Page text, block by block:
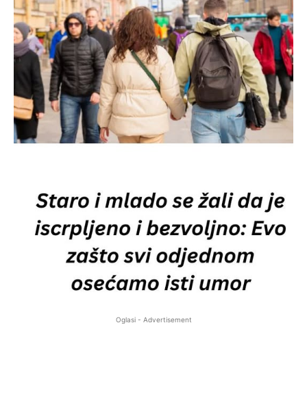
Oglasi - Advertisement